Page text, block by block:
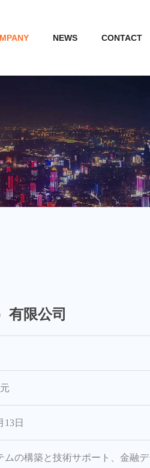
NEWS CONTACT
有限公司
13日
ムの構築と技術サポート、金融